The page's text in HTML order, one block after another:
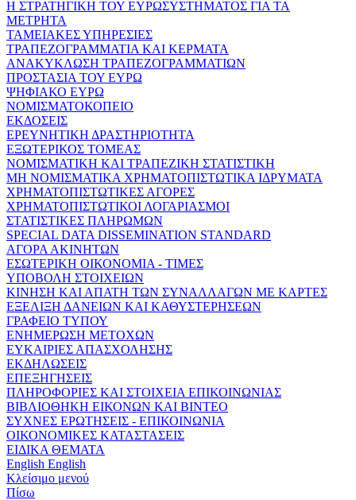
Η ΣΤΡΑΤΗΓΙΚΗ ΤΟΥ ΕΥΡΩΣΥΣΤΗΜΑΤΟΣ ΓΙΑ ΤΑ
ΜΕΤΡΗΤΑ
ΤΑΜΕΙΑΚΕΣ ΥΠΗΡΕΣΙΕΣ
ΤΡΑΠΕΖΟΓΡΑΜΜΑΤΙΑ ΚΑΙ ΚΕΡΜΑΤΑ
ΑΝΑΚΥΚΛΩΣΗ ΤΡΑΠΕΖΟΓΡΑΜΜΑΤΙΩΝ
ΠΡΟΣΤΑΣΙΑ ΤΟΥ ΕΥΡΩ
ΨΗΦΙΑΚΟ ΕΥΡΩ
ΝΟΜΙΣΜΑΤΟΚΟΠΕΙΟ
ΕΚΔΟΣΕΙΣ
ΕΡΕΥΝΗΤΙΚΗ ΔΡΑΣΤΗΡΙΟΤΗΤΑ
ΕΞΩΤΕΡΙΚΟΣ ΤΟΜΕΑΣ
ΝΟΜΙΣΜΑΤΙΚΗ ΚΑΙ ΤΡΑΠΕΖΙΚΗ ΣΤΑΤΙΣΤΙΚΗ
ΜΗ ΝΟΜΙΣΜΑΤΙΚΑ ΧΡΗΜΑΤΟΠΙΣΤΩΤΙΚΑ ΙΔΡΥΜΑΤΑ
ΧΡΗΜΑΤΟΠΙΣΤΩΤΙΚΕΣ ΑΓΟΡΕΣ
ΧΡΗΜΑΤΟΠΙΣΤΩΤΙΚΟΙ ΛΟΓΑΡΙΑΣΜΟΙ
ΣΤΑΤΙΣΤΙΚΕΣ ΠΛΗΡΩΜΩΝ
SPECIAL DATA DISSEMINATION STANDARD
ΑΓΟΡΑ ΑΚΙΝΗΤΩΝ
ΕΣΩΤΕΡΙΚΗ ΟΙΚΟΝΟΜΙΑ - ΤΙΜΕΣ
ΥΠΟΒΟΛΗ ΣΤΟΙΧΕΙΩΝ
ΚΙΝΗΣΗ ΚΑΙ ΑΠΑΤΗ ΤΩΝ ΣΥΝΑΛΛΑΓΩΝ ΜΕ ΚΑΡΤΕΣ
ΕΞΕΛΙΞΗ ΔΑΝΕΙΩΝ ΚΑΙ ΚΑΘΥΣΤΕΡΗΣΕΩΝ
ΓΡΑΦΕΙΟ ΤΥΠΟΥ
ΕΝΗΜΕΡΩΣΗ ΜΕΤΟΧΩΝ
ΕΥΚΑΙΡΙΕΣ ΑΠΑΣΧΟΛΗΣΗΣ
ΕΚΔΗΛΩΣΕΙΣ
ΕΠΕΞΗΓΗΣΕΙΣ
ΠΛΗΡΟΦΟΡΙΕΣ ΚΑΙ ΣΤΟΙΧΕΙΑ ΕΠΙΚΟΙΝΩΝΙΑΣ
ΒΙΒΛΙΟΘΗΚΗ ΕΙΚΟΝΩΝ ΚΑΙ ΒΙΝΤΕΟ
ΣΥΧΝΕΣ ΕΡΩΤΗΣΕΙΣ - ΕΠΙΚΟΙΝΩΝΙΑ
ΟΙΚΟΝΟΜΙΚΕΣ ΚΑΤΑΣΤΑΣΕΙΣ
ΕΙΔΙΚΑ ΘΕΜΑΤΑ
English English
Κλείσιμο μενού
Πίσω